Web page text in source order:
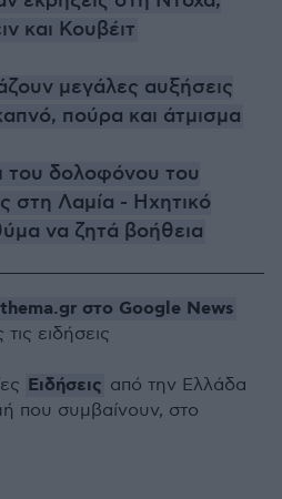
και Κουβέιτ
μεγάλες αυξήσεις
πούρα και άτμισμα
του δολοφόνου του
στη Λαμία - Ηχητικό
να ζητά βοήθεια
στο Google News
ειδήσεις
Ειδήσεις από την Ελλάδα
που συμβαίνουν, στο